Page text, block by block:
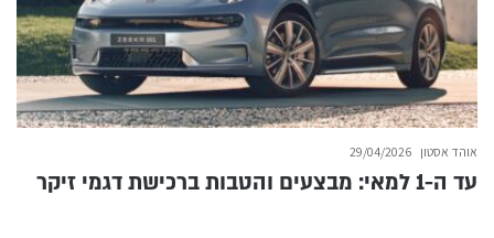
אוהד אסטון 29/04/2026
עד ה-1 למאי: מבצעים והטבות ברכישת דגמי זיקר